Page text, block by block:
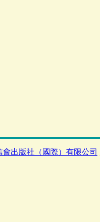
會出版社（國際）有限公司